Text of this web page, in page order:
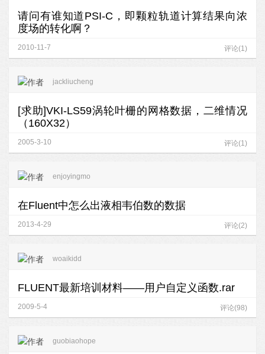
请问有谁知道PSI-C，即颗粒轨道计算结果向浓
度场的转化啊？
2010-11-7 评论(1)
jackliucheng
[求助]VKI-LS59涡轮叶栅的网格数据，二维情况
（160X32）
2005-3-10 评论(1)
enjoyingmo
在Fluent中怎么出液相韦伯数的数据
2013-4-29 评论(2)
woaikidd
FLUENT最新培训材料——用户自定义函数.rar
2009-5-4 评论(98)
guobiaohope